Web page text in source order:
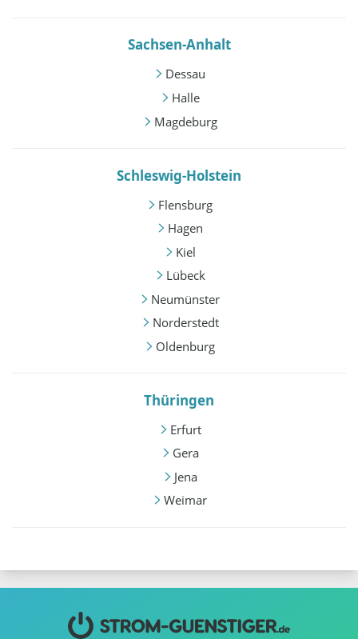
Sachsen-Anhalt
Dessau
Halle
Magdeburg
Schleswig-Holstein
Flensburg
Hagen
Kiel
Lübeck
Neumünster
Norderstedt
Oldenburg
Thüringen
Erfurt
Gera
Jena
Weimar